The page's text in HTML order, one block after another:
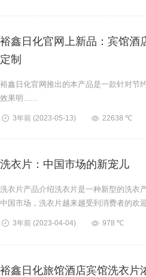
裕鑫日化官网上新品：宾馆酒
定制
裕鑫日化官网推出的本产品是一款针对节
效果明......
3年前 (2023-05-13) 22638 ℃
洗衣片：中国市场的新宠儿
洗衣片产品介绍洗衣片是一种新型的洗衣
中国市场，洗衣片越来越受到消费者的欢
3年前 (2023-04-04) 978 ℃
裕鑫日化旅馆酒店宾馆洗衣片